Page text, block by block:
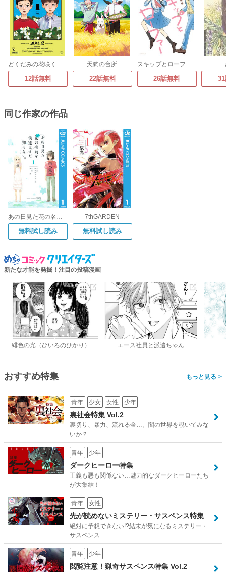
どくだみの花咲くころ
12話無料
天狗の台所
22話無料
スキップとローファー
26話無料
同じ作家の作品
あの日見た花の名前を僕達はまだ知らない。
無料試し読み
7thGARDEN
無料試し読み
新たな才能を発掘！注目の投稿漫画
緋色の光（ひいろのひかり） エース社員と派遣ちゃん
おすすめ特集 >
青年 少女 女性 少年
裏社会特集 Vol.2
裏切り、暴力、流れる金…。闇の世界を覗いてみな
いか？
青年 少年
ダークヒーロー特集
正義も悪も関係ない…魅力的なダークヒーローたち
が大集結！
青年 女性
先が読めないミステリー・サスペンス特集
絶対に予想できない!?結末が気になるミステリー・
サスペンス
青年 少年
閲覧注意！猟奇サスペンス特集 Vol.2